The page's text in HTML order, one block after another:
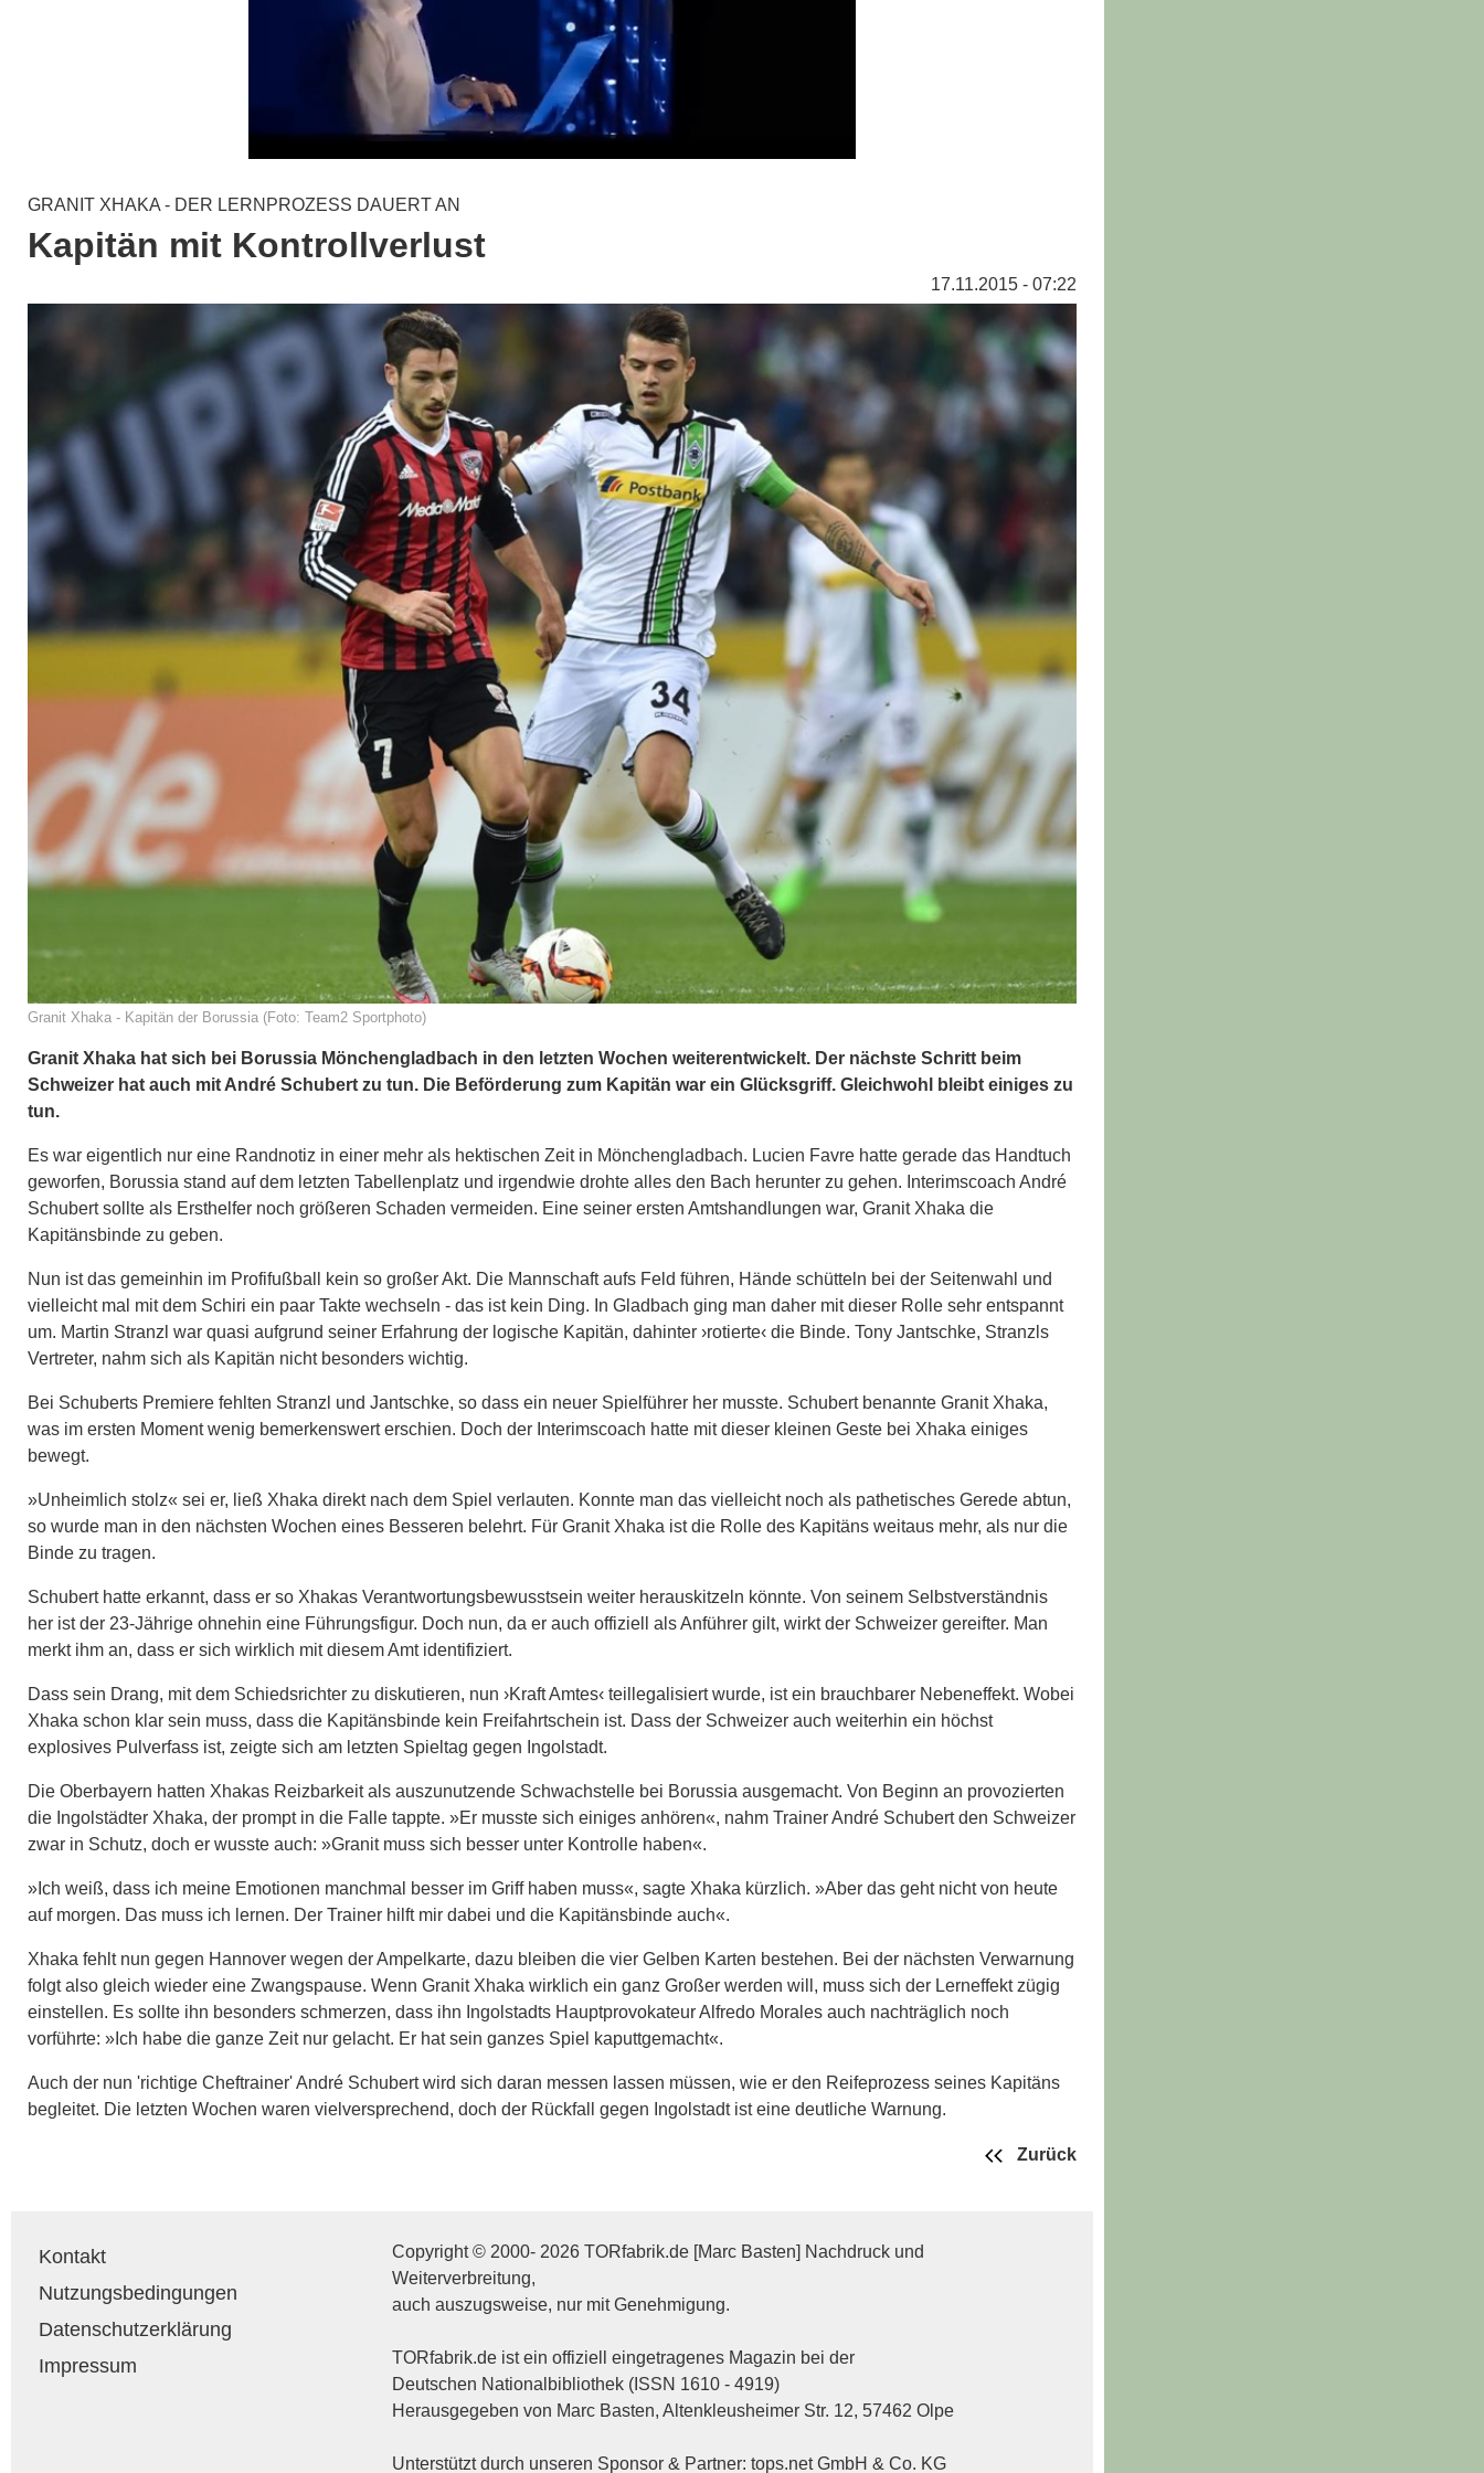
GRANIT XHAKA - DER LERNPROZESS DAUERT AN
Kapitän mit Kontrollverlust
17.11.2015 - 07:22
Granit Xhaka - Kapitän der Borussia (Foto: Team2 Sportphoto)
Granit Xhaka hat sich bei Borussia Mönchengladbach in den letzten Wochen weiterentwickelt. Der nächste Schritt beim
Schweizer hat auch mit André Schubert zu tun. Die Beförderung zum Kapitän war ein Glücksgriff. Gleichwohl bleibt einiges zu
tun.
Es war eigentlich nur eine Randnotiz in einer mehr als hektischen Zeit in Mönchengladbach. Lucien Favre hatte gerade das Handtuch
geworfen, Borussia stand auf dem letzten Tabellenplatz und irgendwie drohte alles den Bach herunter zu gehen. Interimscoach André
Schubert sollte als Ersthelfer noch größeren Schaden vermeiden. Eine seiner ersten Amtshandlungen war, Granit Xhaka die
Kapitänsbinde zu geben.
Nun ist das gemeinhin im Profifußball kein so großer Akt. Die Mannschaft aufs Feld führen, Hände schütteln bei der Seitenwahl und
vielleicht mal mit dem Schiri ein paar Takte wechseln - das ist kein Ding. In Gladbach ging man daher mit dieser Rolle sehr entspannt
um. Martin Stranzl war quasi aufgrund seiner Erfahrung der logische Kapitän, dahinter ›rotierte‹ die Binde. Tony Jantschke, Stranzls
Vertreter, nahm sich als Kapitän nicht besonders wichtig.
Bei Schuberts Premiere fehlten Stranzl und Jantschke, so dass ein neuer Spielführer her musste. Schubert benannte Granit Xhaka,
was im ersten Moment wenig bemerkenswert erschien. Doch der Interimscoach hatte mit dieser kleinen Geste bei Xhaka einiges
bewegt.
»Unheimlich stolz« sei er, ließ Xhaka direkt nach dem Spiel verlauten. Konnte man das vielleicht noch als pathetisches Gerede abtun,
so wurde man in den nächsten Wochen eines Besseren belehrt. Für Granit Xhaka ist die Rolle des Kapitäns weitaus mehr, als nur die
Binde zu tragen.
Schubert hatte erkannt, dass er so Xhakas Verantwortungsbewusstsein weiter herauskitzeln könnte. Von seinem Selbstverständnis
her ist der 23-Jährige ohnehin eine Führungsfigur. Doch nun, da er auch offiziell als Anführer gilt, wirkt der Schweizer gereifter. Man
merkt ihm an, dass er sich wirklich mit diesem Amt identifiziert.
Dass sein Drang, mit dem Schiedsrichter zu diskutieren, nun ›Kraft Amtes‹ teillegalisiert wurde, ist ein brauchbarer Nebeneffekt. Wobei
Xhaka schon klar sein muss, dass die Kapitänsbinde kein Freifahrtschein ist. Dass der Schweizer auch weiterhin ein höchst
explosives Pulverfass ist, zeigte sich am letzten Spieltag gegen Ingolstadt.
Die Oberbayern hatten Xhakas Reizbarkeit als auszunutzende Schwachstelle bei Borussia ausgemacht. Von Beginn an provozierten
die Ingolstädter Xhaka, der prompt in die Falle tappte. »Er musste sich einiges anhören«, nahm Trainer André Schubert den Schweizer
zwar in Schutz, doch er wusste auch: »Granit muss sich besser unter Kontrolle haben«.
»Ich weiß, dass ich meine Emotionen manchmal besser im Griff haben muss«, sagte Xhaka kürzlich. »Aber das geht nicht von heute
auf morgen. Das muss ich lernen. Der Trainer hilft mir dabei und die Kapitänsbinde auch«.
Xhaka fehlt nun gegen Hannover wegen der Ampelkarte, dazu bleiben die vier Gelben Karten bestehen. Bei der nächsten Verwarnung
folgt also gleich wieder eine Zwangspause. Wenn Granit Xhaka wirklich ein ganz Großer werden will, muss sich der Lerneffekt zügig
einstellen. Es sollte ihn besonders schmerzen, dass ihn Ingolstadts Hauptprovokateur Alfredo Morales auch nachträglich noch
vorführte: »Ich habe die ganze Zeit nur gelacht. Er hat sein ganzes Spiel kaputtgemacht«.
Auch der nun 'richtige Cheftrainer' André Schubert wird sich daran messen lassen müssen, wie er den Reifeprozess seines Kapitäns
begleitet. Die letzten Wochen waren vielversprechend, doch der Rückfall gegen Ingolstadt ist eine deutliche Warnung.
Zurück
Kontakt
Nutzungsbedingungen
Datenschutzerklärung
Impressum
Copyright © 2000- 2026 TORfabrik.de [Marc Basten] Nachdruck und
Weiterverbreitung,
auch auszugsweise, nur mit Genehmigung.
TORfabrik.de ist ein offiziell eingetragenes Magazin bei der
Deutschen Nationalbibliothek (ISSN 1610 - 4919)
Herausgegeben von Marc Basten, Altenkleusheimer Str. 12, 57462 Olpe
Unterstützt durch unseren Sponsor & Partner: tops.net GmbH & Co. KG